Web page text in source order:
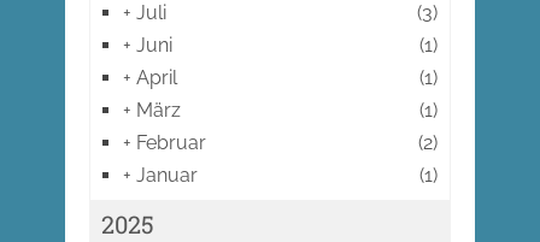
+ Juli
(3)
+ Juni
(1)
+ April
(1)
+ März
(1)
+ Februar
(2)
+ Januar (1)
2025